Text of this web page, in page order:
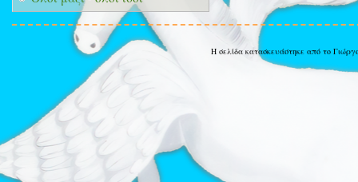
Η σελίδα κατασκευάστηκε από το